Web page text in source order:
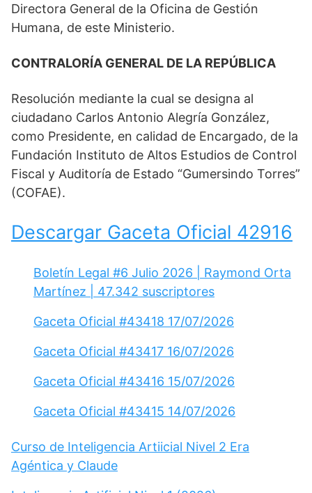
Directora General de la Oficina de Gestión
Humana, de este Ministerio.
CONTRALORÍA GENERAL DE LA REPÚBLICA
Resolución mediante la cual se designa al
ciudadano Carlos Antonio Alegría González,
como Presidente, en calidad de Encargado, de la
Fundación Instituto de Altos Estudios de Control
Fiscal y Auditoría de Estado “Gumersindo Torres”
(COFAE).
Descargar Gaceta Oficial 42916
Boletín Legal #6 Julio 2026 | Raymond Orta
Martínez | 47.342 suscriptores
Gaceta Oficial #43418 17/07/2026
Gaceta Oficial #43417 16/07/2026
Gaceta Oficial #43416 15/07/2026
Gaceta Oficial #43415 14/07/2026
Curso de Inteligencia Artiicial Nivel 2 Era
Agéntica y Claude